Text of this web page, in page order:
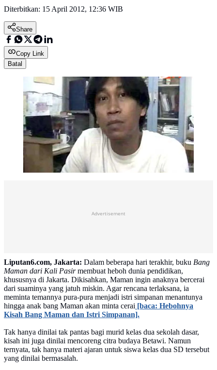
Diterbitkan: 15 April 2012, 12:36 WIB
Share
Copy Link
Batal
Advertisement
Liputan6.com, Jakarta: Dalam beberapa hari terakhir, buku Bang
Maman dari Kali Pasirmembuat heboh dunia pendidikan,
khususnya di Jakarta. Dikisahkan, Maman ingin anaknya bercerai
dari suaminya yang jatuh miskin. Agar rencana terlaksana, ia
meminta temannya pura-pura menjadi istri simpanan menantunya
hingga anak bang Maman akan minta cerai [baca: Hebohnya
Kisah Bang Maman dan Istri Simpanan].
Tak hanya dinilai tak pantas bagi murid kelas dua sekolah dasar,
kisah ini juga dinilai mencoreng citra budaya Betawi. Namun
ternyata, tak hanya materi ajaran untuk siswa kelas dua SD tersebut
yang dinilai bermasalah.